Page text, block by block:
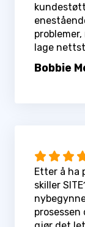
lage
Bobbie
Etter å ha
skiller